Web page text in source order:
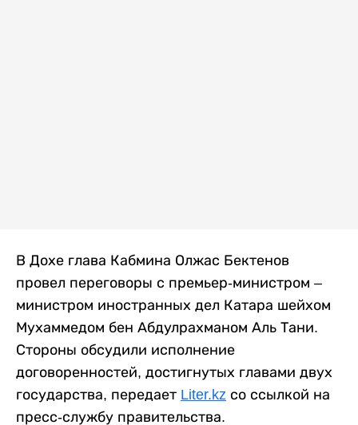
В Дохе глава Кабмина Олжас Бектенов
провел переговоры с премьер-министром –
министром иностранных дел Катара шейхом
Мухаммедом бен Абдулрахманом Аль Тани.
Стороны обсудили исполнение
договоренностей, достигнутых главами двух
государства, передает Liter.kz со ссылкой на
пресс-службу правительства.